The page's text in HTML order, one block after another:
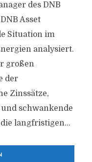
des DNB
Asset
Situation im
analysiert.
großen
der
Zinssätze,
schwankende
langfristigen...